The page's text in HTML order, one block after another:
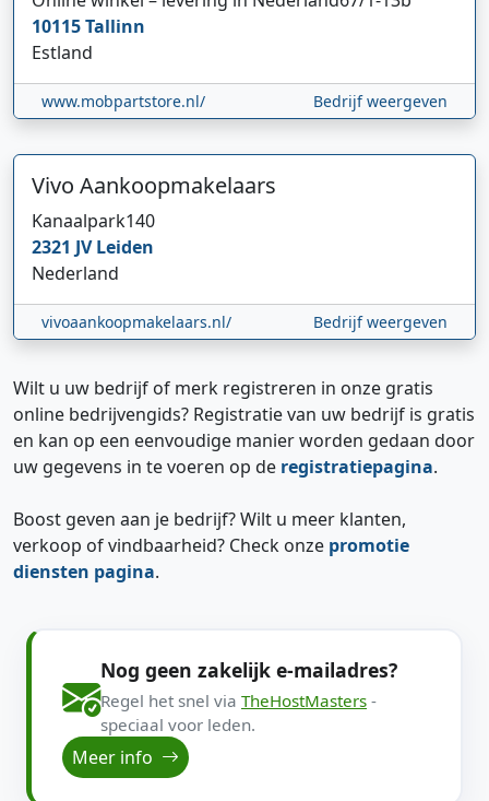
10115Tallinn
Estland
www.mobpartstore.nl/ Bedrijf weergeven
Vivo Aankoopmakelaars
Kanaalpark140
2321 JVLeiden
Nederland
vivoaankoopmakelaars.nl/ Bedrijf weergeven
Wilt u uw bedrijf of merk registreren in onze gratis
online bedrijvengids? Registratie van uw bedrijf is gratis
en kan op een eenvoudige manier worden gedaan door
uw gegevens in te voeren op de registratiepagina.
Boost geven aan je bedrijf? Wilt u meer klanten,
verkoop of vindbaarheid? Check onze promotie
diensten pagina.
Nog geen zakelijk e-mailadres?
Regel het snel via TheHostMasters -
speciaal voor leden.
Meer info